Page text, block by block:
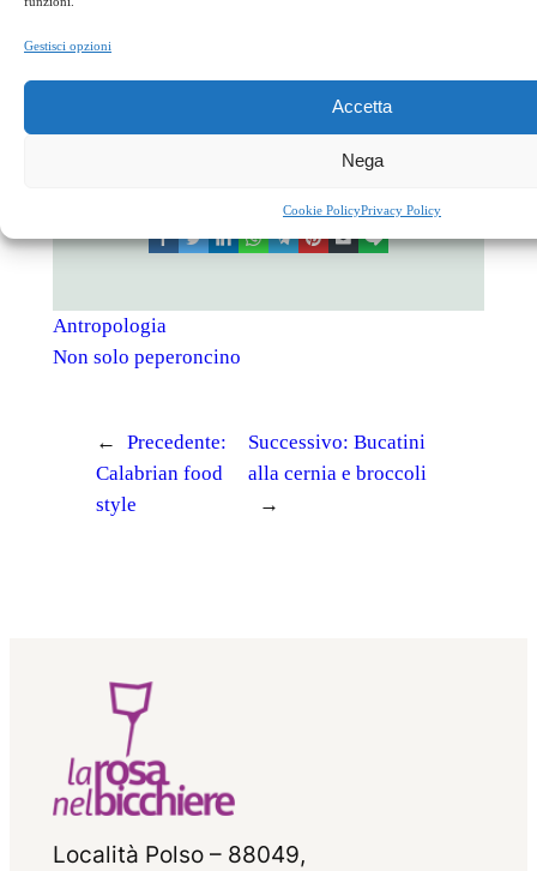
Gestisci opzioni
Accetta
Nega
Cookie PolicyPrivacy Policy
Di Tonino Ceravolo, storico, saggista
Non solo
peperoncino
facebooktwitterlinkedinwhatsapptelegram
pinterest email link
Antropologia
Non solo peperoncino
←
Precedente:
Calabrian food
style
Successivo: Bucatini
alla cernia e broccoli
→
Località Polso – 88049,